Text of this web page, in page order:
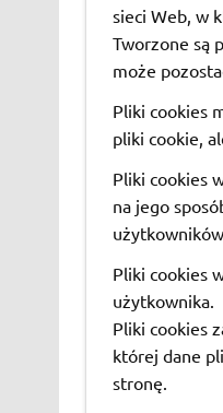
sieci Web, w
Tworzone są
może
Pliki cookies
pliki cookie,
Pliki cookies
na jego
Pliki cookies
użytkownika.
Pliki cookies
której dane
stronę.